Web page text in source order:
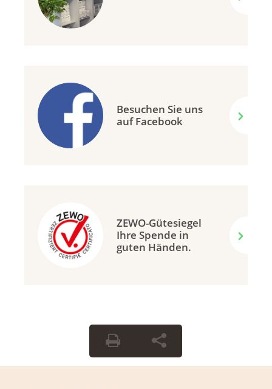
Besuchen Sie uns
auf Facebook
ZEWO-Gütesiegel
Ihre Spende in
guten Händen.